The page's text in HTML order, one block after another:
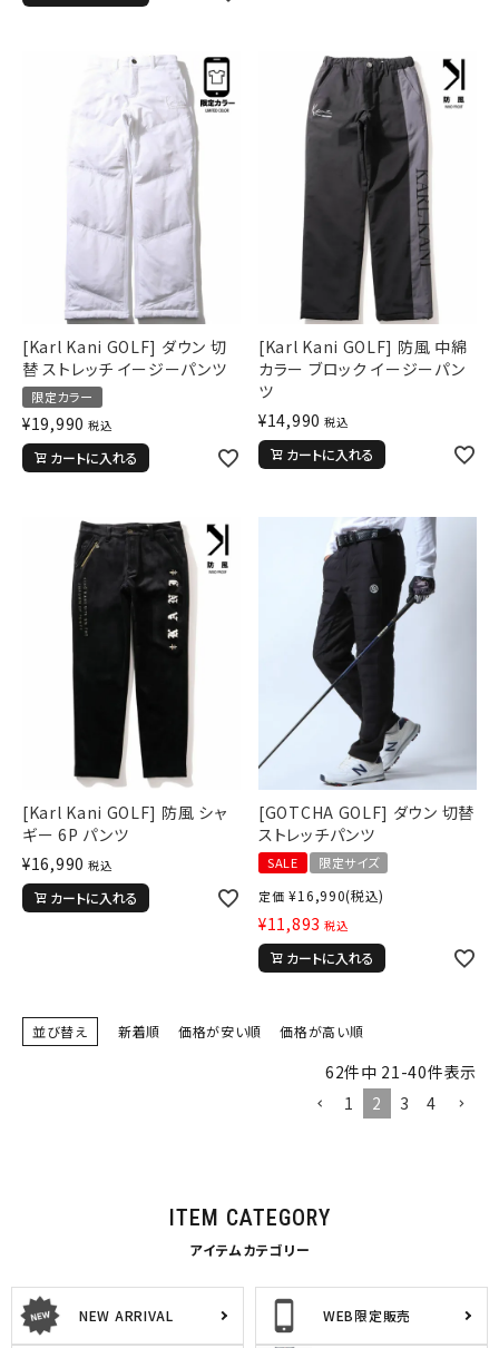
円 ～ 円
並び順
カテゴリ
サイズ
S
L
XL
XXL
XXXL
29inc
30inc
32inc
34inc
40inc
カラー
tune 絞り込んで検索する
[Karl Kani GOLF] ダウン 切
替 ストレッチ イージーパンツ
限定カラー
¥19,990 税込
カートに入れる
[Karl Kani GOLF] 防風 中綿
カラー ブロック イージーパン
ツ
¥14,990 税込
カートに入れる
[Karl Kani GOLF] 防風 シャ
ギー 6P パンツ
¥16,990 税込
カートに入れる
[GOTCHA GOLF] ダウン 切替
ストレッチパンツ
SALE
限定サイズ
定価 ¥16,990(税込)
¥11,893 税込
カートに入れる
並び替え 新着順 価格が安い順 価格が高い順
62件中 21 -40件表示
1
2 3 4
ITEM CATEGORY
アイテムカテゴリー
NEW ARRIVAL WEB限定販売